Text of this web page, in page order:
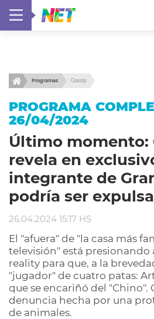
Programas Gossip
PROGRAMA
26/04/2024
Último momento:
revela en
integrante de
podría ser
26.04.2024 15:17 HS
El "afuera" de "la casa más
televisión" está presionando
reality para que, a la
"jugador" de cuatro patas:
que se encariñó del "Chino".
denuncia hecha por una
de animales.